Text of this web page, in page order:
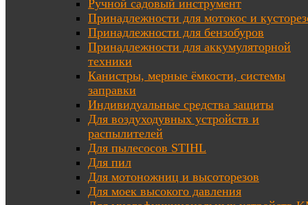
Ручной садовый инструмент
Принадлежности для мотокос и
Принадлежности для бензобуров
Принадлежности для аккумуляторной
техники
Канистры, мерные ёмкости, системы
заправки
Индивидуальные средства защиты
Для воздуходувных устройств и
распылителей
Для пылесосов STIHL
Для пил
Для мотоножниц и высоторезов
Для моек высокого давления